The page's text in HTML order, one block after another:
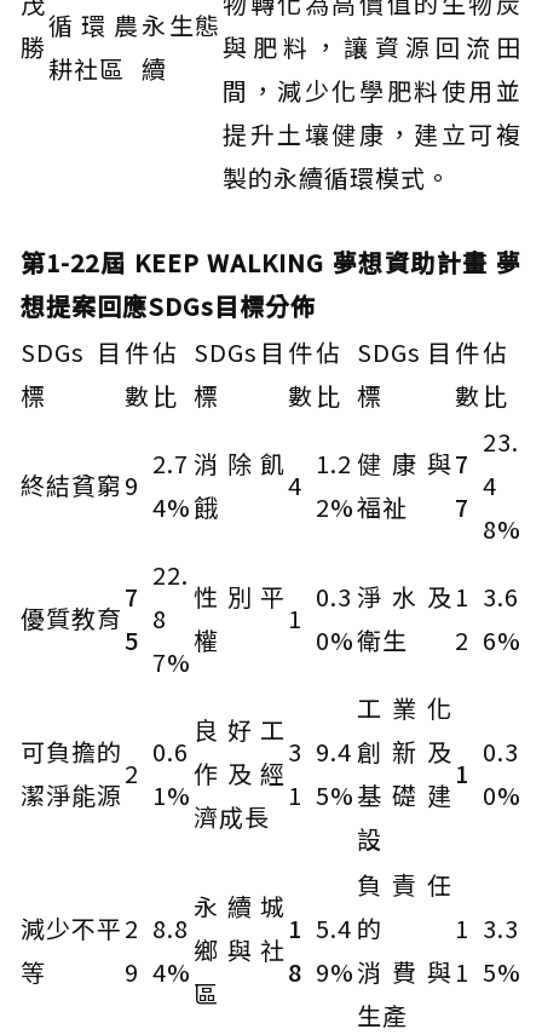
勝
循環農
耕社區
永
續
生態
與肥料，讓資源回流田
間，減少化學肥料使用並
提升土壤健康，建立可複
製的永續循環模式。
第1-22屆 KEEP WALKING 夢想資助計畫 夢
想提案回應SDGs目標分佈
SDGs目
標
件
數
佔
比
SDGs目
標
件
數
佔
比
SDGs目
標
件
數
佔
比
終結貧窮9
2.7
4%
消除飢
餓
4
1.2
2%
健康與
福祉
7
7
23.
4
8%
優質教育
7
5
22.
8
7%
性別平
權
1
0.3
0%
淨水及
衛生
1
2
3.6
6%
可負擔的
潔淨能源
2
0.6
1%
良好工
作及經
濟成長
3
1
9.4
5%
工業化
創新及
基礎建
設
1
0.3
0%
減少不平
等
2
9
8.8
4%
永續城
鄉與社
區
1
8
5.4
9%
負責任
的
消費與
生產
1
1
3.3
5%